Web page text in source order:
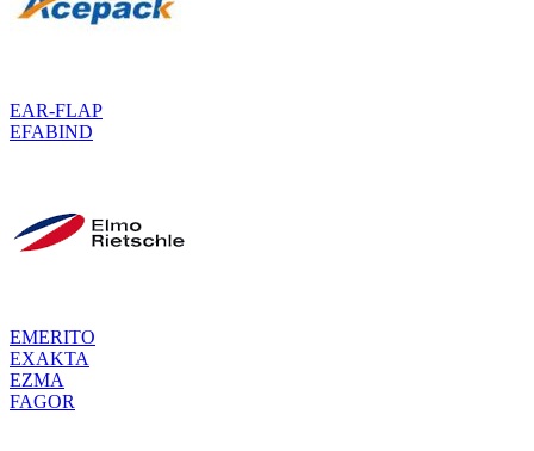
EAR-FLAP
EFABIND
EMERITO
EXAKTA
EZMA
FAGOR